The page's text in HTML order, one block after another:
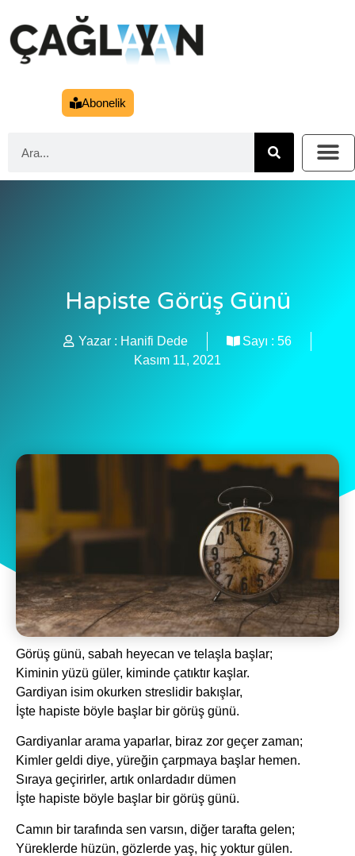
Abonelik
Hapiste Görüş Günü
Yazar : Hanifi Dede Sayı : 56
Kasım 11, 2021
Görüş günü, sabah heyecan ve telaşla başlar;
Kiminin yüzü güler, kiminde çatıktır kaşlar.
Gardiyan isim okurken streslidir bakışlar,
İşte hapiste böyle başlar bir görüş günü.
Gardiyanlar arama yaparlar, biraz zor geçer zaman;
Kimler geldi diye, yüreğin çarpmaya başlar hemen.
Sıraya geçirirler, artık onlardadır dümen
İşte hapiste böyle başlar bir görüş günü.
Camın bir tarafında sen varsın, diğer tarafta gelen;
Yüreklerde hüzün, gözlerde yaş, hiç yoktur gülen.